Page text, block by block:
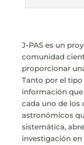
J-PAS es un
comunidad
proporcionar
Tanto por el
información
cada uno de los
astronómicos
sistemática,
investigación